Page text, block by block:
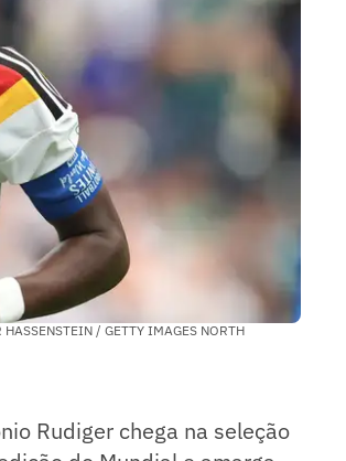
/ GETTY IMAGES NORTH
Rudiger chega na seleção